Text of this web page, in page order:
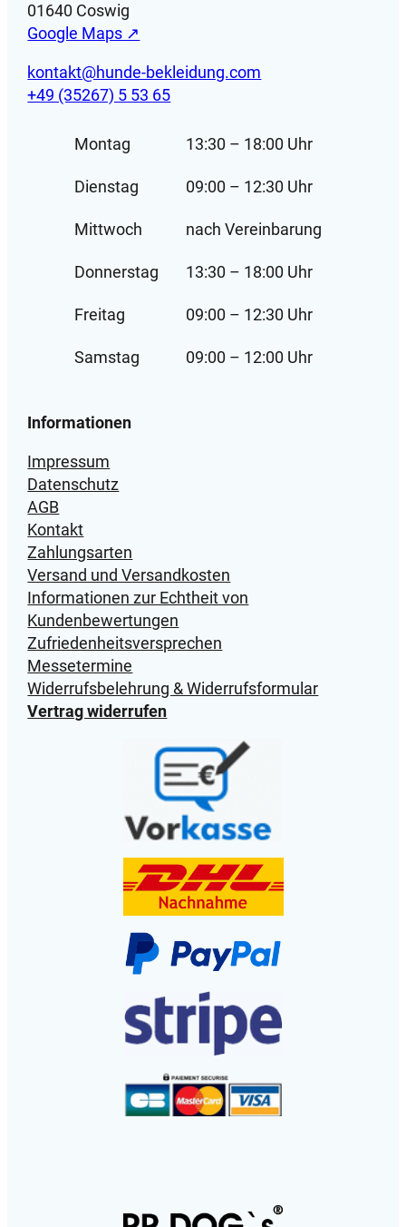
01640 Coswig
Google Maps ↗
kontakt@hunde-bekleidung.com
+49 (35267) 5 53 65
Montag 13:30 – 18:00 Uhr
Dienstag 09:00 – 12:30 Uhr
Mittwoch nach Vereinbarung
Donnerstag 13:30 – 18:00 Uhr
Freitag 09:00 – 12:30 Uhr
Samstag 09:00 – 12:00 Uhr
Informationen
Impressum
Datenschutz
AGB
Kontakt
Zahlungsarten
Versand und Versandkosten
Informationen zur Echtheit von
Kundenbewertungen
Zufriedenheitsversprechen
Messetermine
Widerrufsbelehrung & Widerrufsformular
Vertrag widerrufen